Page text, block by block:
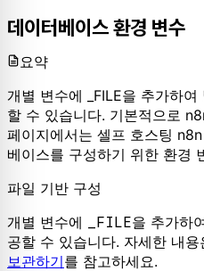
데이터베이스 환경 변수
요약
개별 변수에 _FILE을 추가하
할 수 있습니다. 기본적으로
페이지에서는 셀프 호스팅
베이스를 구성하기 위한 환경
파일 기반 구성
개별 변수에
_FILE을 추가하
공할 수 있습니다. 자세한 내용
보관하기를 참고하세요.